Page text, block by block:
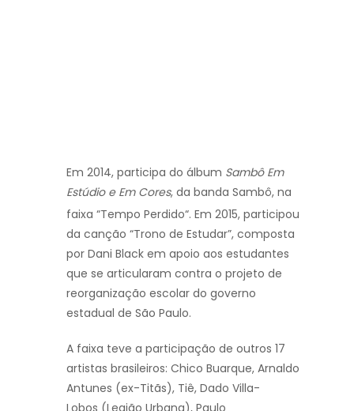
Em 2014, participa do álbum Sambô Em
Estúdio e Em Cores, da banda Sambô, na
faixa “Tempo Perdido“. Em 2015, participou
da canção “Trono de Estudar”, composta
por Dani Black em apoio aos estudantes
que se articularam contra o projeto de
reorganização escolar do governo
estadual de São Paulo.
A faixa teve a participação de outros 17
artistas brasileiros: Chico Buarque, Arnaldo
Antunes (ex-Titãs), Tiê, Dado Villa-
Lobos (Legião Urbana), Paulo